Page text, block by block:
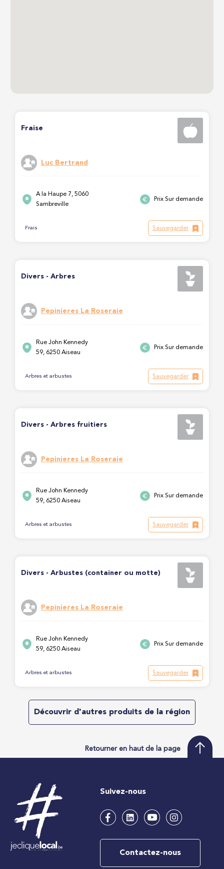
Fraise
Luc Bertrand
A la Haupe 7, 5060
Sambreville
Prix Sur demande
Frais Sauvegarder
Divers - Arbres
Pepinieres La Roseraie
Rue John Kennedy
59, 6250 Aiseau
Prix Sur demande
Arbres et arbustes Sauvegarder
Divers - Arbres fruitiers
Pepinieres La Roseraie
Rue John Kennedy
59, 6250 Aiseau
Prix Sur demande
Arbres et arbustes Sauvegarder
Divers - Arbustes (container ou motte)
Pepinieres La Roseraie
Rue John Kennedy
59, 6250 Aiseau
Prix Sur demande
Arbres et arbustes Sauvegarder
Découvrir d'autres produits de la région
Retourner en haut de la page
Suivez-nous
Contactez-nous